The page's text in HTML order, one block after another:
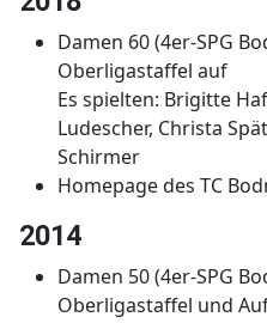
Damen 60 (4er-SPG
Oberligastaffel auf
Es spielten: Brigitte
Ludescher, Christa
Schirmer
Homepage des TC
2014
Damen 50 (4er-SPG
Oberligastaffel und